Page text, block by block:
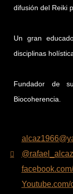
difusión del Reiki
Un gran
disciplinas
Fundador de
Biocoherencia.
@rafael_alcaz